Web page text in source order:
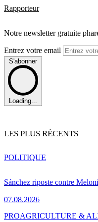
Rapporteur
Notre newsletter gratuite
Entrez votre email
S'abonner
Loading...
LES PLUS RÉCENTS
Sánchez riposte contre
07.08.2026
POLITIQUE
PROAGRICULTURE &